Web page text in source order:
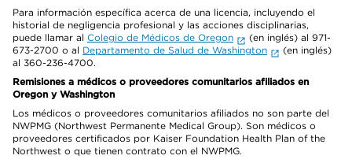
Para información específica acerca de una licencia, incluyendo el
historial de negligencia profesional y las acciones disciplinarias,
puede llamar al Colegio de Médicos de Oregon
(en inglés) al 971-
673-2700 o al Departamento de Salud de Washington
(en inglés)
al 360-236-4700.
Remisiones a médicos o proveedores comunitarios afiliados en
Oregon y Washington
Los médicos o proveedores comunitarios afiliados no son parte del
NWPMG (Northwest Permanente Medical Group). Son médicos o
proveedores certificados por Kaiser Foundation Health Plan of the
Northwest o que tienen contrato con el NWPMG.